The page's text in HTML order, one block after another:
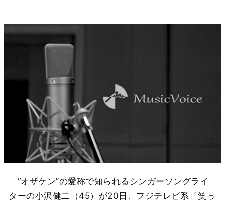
“オザケン”の愛称で知られるシンガーソングライ
ターの小沢健二（45）が20日、フジテレビ系『笑っ